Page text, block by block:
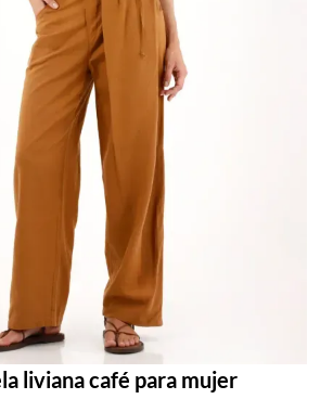
liviana café para mujer